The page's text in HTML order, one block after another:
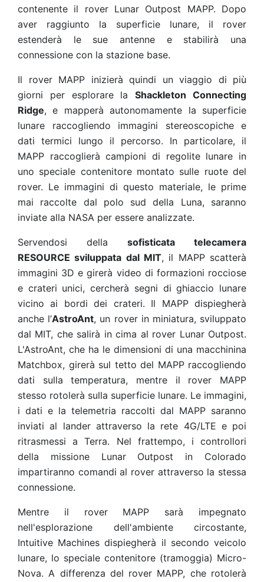
contenente il rover Lunar Outpost MAPP. Dopo
aver raggiunto la superficie lunare, il rover
estenderà le sue antenne e stabilirà una
connessione con la stazione base.
Il rover MAPP inizierà quindi un viaggio di più
giorni per esplorare laShackleton Connecting
Ridge, e mapperà autonomamente la superficie
lunare raccogliendo immagini stereoscopiche e
dati termici lungo il percorso. In particolare, il
MAPP raccoglierà campioni di regolite lunare in
uno speciale contenitore montato sulle ruote del
rover. Le immagini di questo materiale, le prime
mai raccolte dal polo sud della Luna, saranno
inviate alla NASA per essere analizzate.
Servendosi della
sofisticata telecamera
RESOURCE sviluppata dal MIT, il MAPP scatterà
immagini 3D e girerà video di formazioni rocciose
e crateri unici, cercherà segni di ghiaccio lunare
vicino ai bordi dei crateri. Il MAPP dispiegherà
anche l’AstroAnt, un rover in miniatura, sviluppato
dal MIT, che salirà in cima al rover Lunar Outpost.
L'AstroAnt, che ha le dimensioni di una macchinina
Matchbox, girerà sul tetto del MAPP raccogliendo
dati sulla temperatura, mentre il rover MAPP
stesso rotolerà sulla superficie lunare. Le immagini,
i dati e la telemetria raccolti dal MAPP saranno
inviati al lander attraverso la rete 4G/LTE e poi
ritrasmessi a Terra. Nel frattempo, i controllori
della missione Lunar Outpost in Colorado
impartiranno comandi al rover attraverso la stessa
connessione.
Mentre il rover MAPP sarà impegnato
nell'esplorazione dell'ambiente circostante,
Intuitive Machines dispiegherà il secondo veicolo
lunare, lo speciale contenitore (tramoggia) Micro-
Nova. A differenza del rover MAPP, che rotolerà